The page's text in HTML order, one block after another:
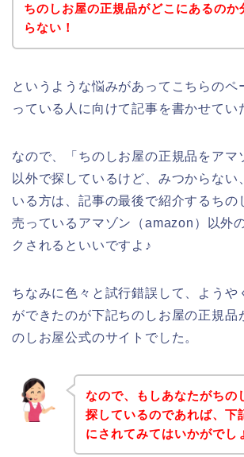
ちのしお屋の正規品がどこにあるのか
らない！
というような悩みがあってこちらのペ
っている人に向けて記事を書かせてい
なので、「ちのしお屋の正規品をアマ
以外で探しているけど、みつからない
いる方は、記事の最後で紹介するちの
売っているアマゾン（amazon）以外
クされるといいですよ♪
ちなみに色々と試行錯誤して、ようや
ができたのが下記ちのしお屋の正規品
のしお屋公式のサイトでした。
なので、もしあなたがちの
探しているのであれば、下
にされてみてはいかがでし